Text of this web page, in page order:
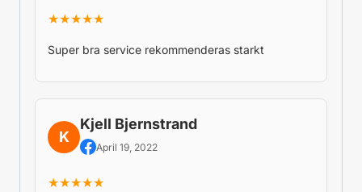
★★★★★
Super bra service rekommenderas starkt
K
Kjell Bjernstrand
April 19, 2022
★★★★★